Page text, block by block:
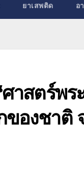
ยาเสพติด อ
สตร์พร
ของชาติ